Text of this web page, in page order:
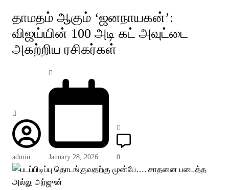
தாமதம் ஆகும் ‘ஜனநாயகன்’:
விஜய்யின் 100 அடி கட் அவுட்டை
அகற்றிய ரசிகர்கள்
admin January 28, 2026 0